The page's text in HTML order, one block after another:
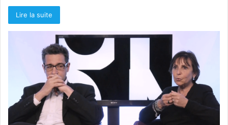
Lire la suite